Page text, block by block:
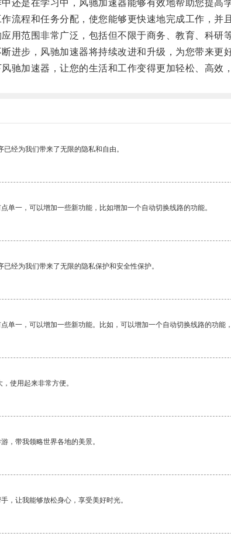
是在学习中，风驰加速器能够有效地帮助您提高学
程和任务分配，使您能够更快速地完成工作，并且
范围非常广泛，包括但不限于商务、教育、科研等
步，风驰加速器将持续改进和升级，为您带来更好
加速器，让您的生活和工作变得更加轻松、高效，
经为我们带来了无限的隐私和自由。
单一，可以增加一些新功能，比如增加一个自动切换线路的功能。
经为我们带来了无限的隐私保护和安全性保护。
单一，可以增加一些新功能。比如，可以增加一个自动切换线路的功能
使用起来非常方便。
，带我领略世界各地的美景。
，让我能够放松身心，享受美好时光。